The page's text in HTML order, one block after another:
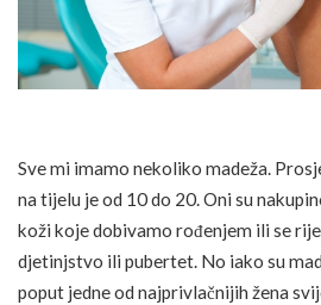
Sve mi imamo nekoliko madeža.
na tijelu je od 10 do 20. Oni su
koži koje dobivamo rođenjem ili se
djetinjstvo ili pubertet. No iako su
poput jedne od najprivlačnijih žena